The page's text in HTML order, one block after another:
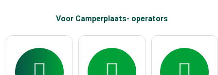
Voor Camperplaats- operators